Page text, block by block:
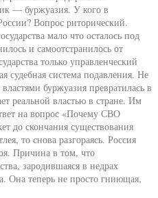
— буржуазия. У кого в
Вопрос риторический.
мало что осталось под
и самоотстранилось от
только управленческий
судебная система подавления. Не
буржуазия превратилась в
реальной властью в стране. Им
на вопрос «Почему СВО
до скончания существования
то снова разгораясь. Россия
Причина в том, что
зародившаяся в недрах
Она теперь не просто гниющая,